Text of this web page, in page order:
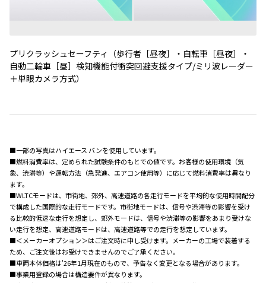
プリクラッシュセーフティ（歩行者［昼夜］・自転車［昼夜］・
自動二輪車［昼］検知機能付衝突回避支援タイプ/ミリ波レーダー
＋単眼カメラ方式）
■一部の写真はハイエース バンを使用しています。
■燃料消費率は、定められた試験条件のもとでの値です。お客様の使用環境（気
象、渋滞等）や運転方法（急発進、エアコン使用等）に応じて燃料消費率は異なり
ます。
■WLTCモードは、市街地、郊外、高速道路の各走行モードを平均的な使用時間配分
で構成した国際的な走行モードです。市街地モードは、信号や渋滞等の影響を受け
る比較的低速な走行を想定し、郊外モードは、信号や渋滞等の影響をあまり受けな
い走行を想定、高速道路モードは、高速道路等での走行を想定しています。
■＜メーカーオプション＞はご注文時に申し受けます。メーカーの工場で装着する
ため、ご注文後はお受けできませんのでご了承ください。
■車両本体価格は'26年1月現在のもので、予告なく変更となる場合があります。
■事業用登録の場合は構造要件が異なります。